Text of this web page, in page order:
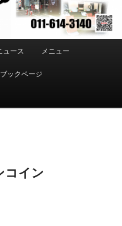
ュース メニュー
ックページ
コイン